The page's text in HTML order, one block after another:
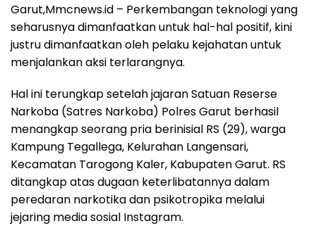
Garut,Mmcnews.id – Perkembangan teknologi yang
seharusnya dimanfaatkan untuk hal-hal positif, kini
justru dimanfaatkan oleh pelaku kejahatan untuk
menjalankan aksi terlarangnya.
Hal ini terungkap setelah jajaran Satuan Reserse
Narkoba (Satres Narkoba) Polres Garut berhasil
menangkap seorang pria berinisial RS (29), warga
Kampung Tegallega, Kelurahan Langensari,
Kecamatan Tarogong Kaler, Kabupaten Garut. RS
ditangkap atas dugaan keterlibatannya dalam
peredaran narkotika dan psikotropika melalui
jejaring media sosial Instagram.